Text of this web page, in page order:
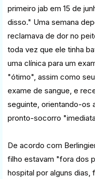
primeiro jab em 15 de
disso." Uma semana
reclamava de dor no
toda vez que ele tinha
uma clínica para um
"ótimo", assim como
exame de sangue, e
seguinte, orientando-os
pronto-socorro
De acordo com
filho estavam "fora dos
hospital por alguns